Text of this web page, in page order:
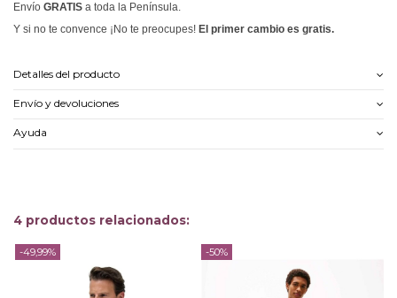
Envío GRATIS a toda la Península.
Y si no te convence ¡No te preocupes! El primer cambio es gratis.
Detalles del producto
Envío y devoluciones
Ayuda
4 productos relacionados:
-49,99% -50%